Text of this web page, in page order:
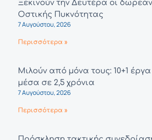
Ξεκινούν την Δευτέρα οι
Οστικής Πυκνότητας
7 Αυγούστου, 2026
Περισσότερα »
Μιλούν από μόνα τους: 10+1
μέσα σε 2,5 χρόνια
7 Αυγούστου, 2026
Περισσότερα »